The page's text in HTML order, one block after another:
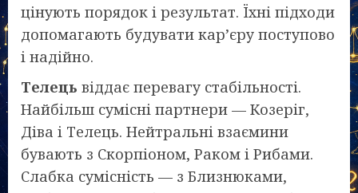
цінують порядок і результат. Їхні підходи
допомагають будувати кар’єру поступово
і надійно.
Телець віддає перевагу стабільності.
Найбільш сумісні партнери — Козеріг,
Діва і Телець. Нейтральні взаємини
бувають з Скорпіоном, Раком і Рибами.
Слабка сумісність — з Близнюками,